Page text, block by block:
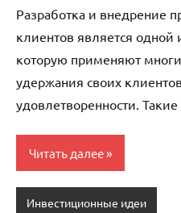
Разработка и внедрение
клиентов является одной
которую применяют
удержания своих
удовлетворенности.
Читать далее
Инвестиционные идеи